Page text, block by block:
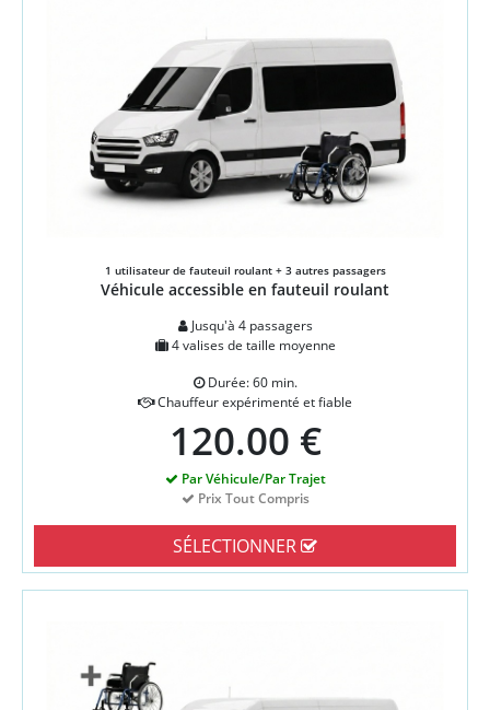
1 utilisateur de fauteuil roulant + 3 autres passagers
Véhicule accessible en fauteuil roulant
Jusqu'à 4 passagers
4 valises de taille moyenne
Durée: 60 min.
Chauffeur expérimenté et fiable
120.00 €
Par Véhicule/Par Trajet
Prix Tout Compris
SÉLECTIONNER